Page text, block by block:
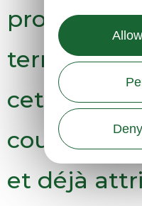
propres à
territoire.
cette
cours de
et déjà